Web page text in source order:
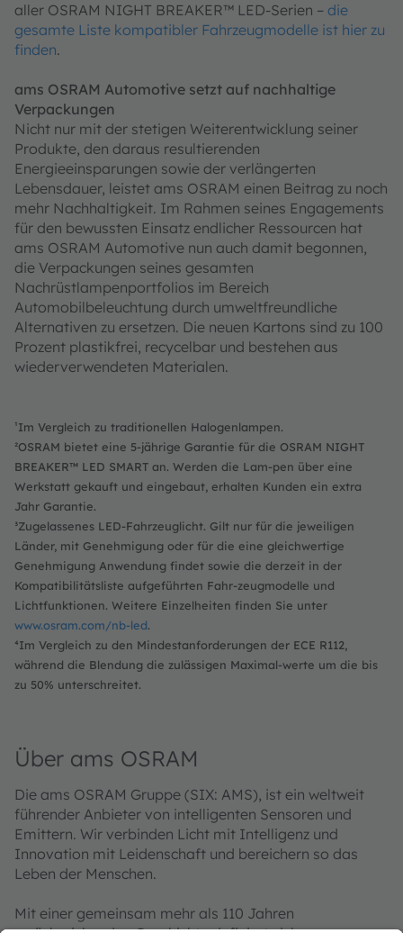
aller OSRAM NIGHT BREAKER™ LED-Serien – die
gesamte Liste kompatibler Fahrzeugmodelle ist hier zu
finden.
ams OSRAM Automotive setzt auf nachhaltige
Verpackungen
Nicht nur mit der stetigen Weiterentwicklung seiner
Produkte, den daraus resultierenden
Energieeinsparungen sowie der verlängerten
Lebensdauer, leistet ams OSRAM einen Beitrag zu noch
mehr Nachhaltigkeit. Im Rahmen seines Engagements
für den bewussten Einsatz endlicher Ressourcen hat
ams OSRAM Automotive nun auch damit begonnen,
die Verpackungen seines gesamten
Nachrüstlampenportfolios im Bereich
Automobilbeleuchtung durch umweltfreundliche
Alternativen zu ersetzen. Die neuen Kartons sind zu 100
Prozent plastikfrei, recycelbar und bestehen aus
wiederverwendeten Materialen.
¹Im Vergleich zu traditionellen Halogenlampen.
²OSRAM bietet eine 5-jährige Garantie für die OSRAM NIGHT
BREAKER™ LED SMART an. Werden die Lam-pen über eine
Werkstatt gekauft und eingebaut, erhalten Kunden ein extra
Jahr Garantie.
³Zugelassenes LED-Fahrzeuglicht. Gilt nur für die jeweiligen
Länder, mit Genehmigung oder für die eine gleichwertige
Genehmigung Anwendung findet sowie die derzeit in der
Kompatibilitätsliste aufgeführten Fahr-zeugmodelle und
Lichtfunktionen. Weitere Einzelheiten finden Sie unter
www.osram.com/nb-led.
⁴Im Vergleich zu den Mindestanforderungen der ECE R112,
während die Blendung die zulässigen Maximal-werte um die bis
zu 50% unterschreitet.
Über ams OSRAM
Die ams OSRAM Gruppe (SIX: AMS), ist ein weltweit
führender Anbieter von intelligenten Sensoren und
Emittern. Wir verbinden Licht mit Intelligenz und
Innovation mit Leidenschaft und bereichern so das
Leben der Menschen.
Mit einer gemeinsam mehr als 110 Jahren